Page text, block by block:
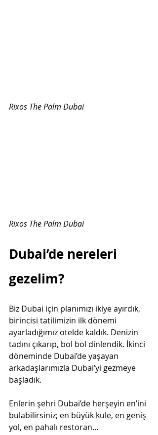
Rixos The Palm Dubai
Rixos The Palm Dubai
Dubai’de nereleri
gezelim?
Biz Dubai için planımızı ikiye ayırdık,
birincisi tatilimizin ilk dönemi
ayarladığımız otelde kaldık. Denizin
tadını çıkarıp, bol bol dinlendik. İkinci
döneminde Dubai’de yaşayan
arkadaşlarımızla Dubai’yi gezmeye
başladık.
Enlerin şehri Dubai’de herşeyin en’ini
bulabilirsiniz; en büyük kule, en geniş
yol, en pahalı restoran…